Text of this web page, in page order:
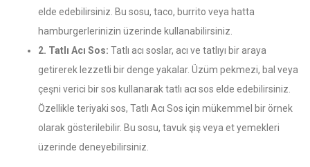
elde edebilirsiniz. Bu sosu, taco, burrito veya hatta
hamburgerlerinizin üzerinde kullanabilirsiniz.
2. Tatlı Acı Sos: Tatlı acı soslar, acı ve tatlıyı bir araya
getirerek lezzetli bir denge yakalar. Üzüm pekmezi, bal veya
çeşni verici bir sos kullanarak tatlı acı sos elde edebilirsiniz.
Özellikle teriyaki sos, Tatlı Acı Sos için mükemmel bir örnek
olarak gösterilebilir. Bu sosu, tavuk şiş veya et yemekleri
üzerinde deneyebilirsiniz.